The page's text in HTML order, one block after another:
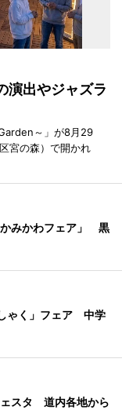
出やジャズラ
～」が8月29
宮の森）で開かれ
かみかわフェア」 黒
ゃく」フェア 中学
スタ 道内各地から